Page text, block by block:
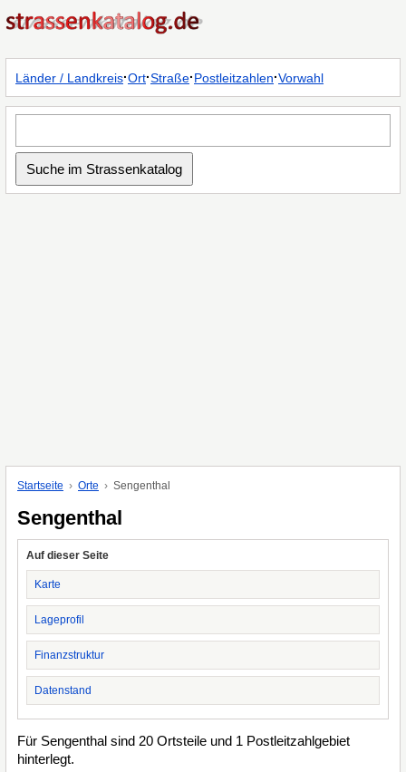
Länder / Landkreis·Ort·Straße·Postleitzahlen·Vorwahl
Startseite Orte Sengenthal
Sengenthal
Auf dieser Seite
Karte
Lageprofil
Finanzstruktur
Datenstand
Für Sengenthal sind 20 Ortsteile und 1 Postleitzahlgebiet
hinterlegt.